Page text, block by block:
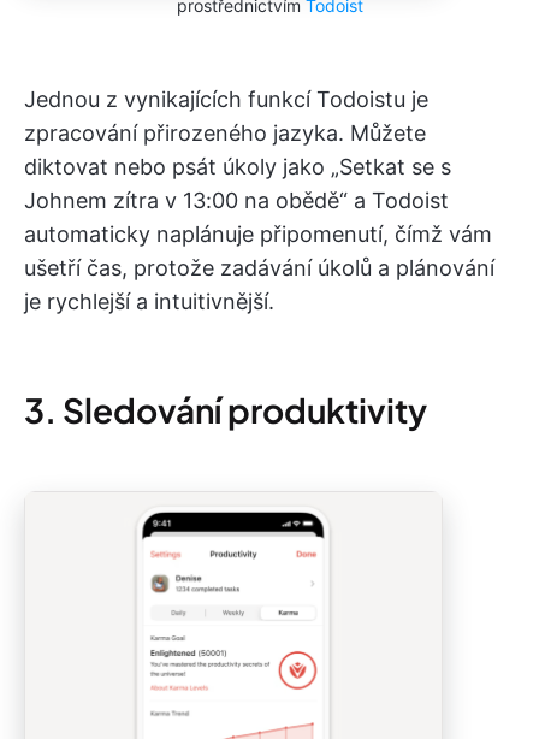
prostřednictvím Todoist
Jednou z vynikajících funkcí Todoistu je
zpracování přirozeného jazyka. Můžete
diktovat nebo psát úkoly jako „Setkat se s
Johnem zítra v 13:00 na obědě“ a Todoist
automaticky naplánuje připomenutí, čímž vám
ušetří čas, protože zadávání úkolů a plánování
je rychlejší a intuitivnější.
3. Sledování produktivity